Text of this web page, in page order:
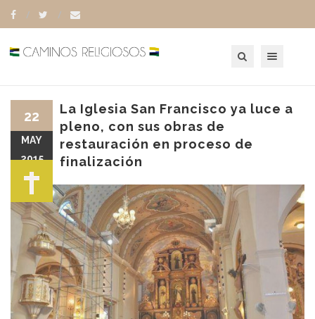
La Iglesia San Francisco ya luce a
pleno, con sus obras de
restauración en proceso de
finalización
22
MAY
2015